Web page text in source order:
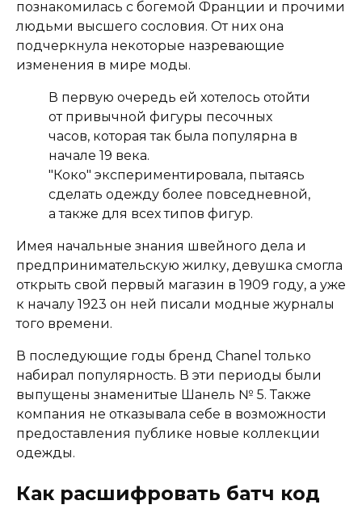
познакомилась с богемой Франции и прочими
людьми высшего сословия. От них она
подчеркнула некоторые назревающие
изменения в мире моды.
В первую очередь ей хотелось отойти
от привычной фигуры песочных
часов, которая так была популярна в
начале 19 века.
"Коко" экспериментировала, пытаясь
сделать одежду более повседневной,
а также для всех типов фигур.
Имея начальные знания швейного дела и
предпринимательскую жилку, девушка смогла
открыть свой первый магазин в 1909 году, а уже
к началу 1923 он ней писали модные журналы
того времени.
В последующие годы бренд Chanel только
набирал популярность. В эти периоды были
выпущены знаменитые Шанель № 5. Также
компания не отказывала себе в возможности
предоставления публике новые коллекции
одежды.
Как расшифровать батч код